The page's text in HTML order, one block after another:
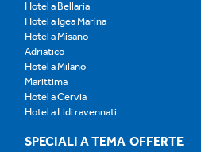
Hotel a Bellaria
Hotel a Igea Marina
Hotel a Misano
Adriatico
Hotel a Milano
Marittima
Hotel a Cervia
Hotel a Lidi ravennati
SPECIALI A TEMA OFFERTE